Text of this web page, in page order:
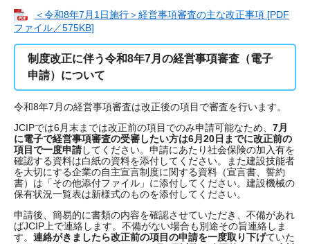
＜令和8年7月1日施行＞経営事項審査の主な改正事項 [PDF
ファイル／575KB]
制度改正に伴う令和8年7月の経営事項審査（電子
申請）について
令和8年7月の経営事項審査は改正後の項目で審査を行います。
JCIPでは6月末までは改正前の項目でのみ申請可能なため、 7月
に電子で経営事項審査の受審したい方は6月20日までに改正前の
項目で一度申請してください。申請にあたり社会保険の加入有を
確認する資料は白紙の資料を添付してください。また建設技能者
を大切にする企業の自主宣言制度に関する資料（宣言書、誓約
書）は「その他添付ファイル」に添付してください。建設機械の
保有状況一覧表は新様式のものを添付してください。
申請後、簡易的に書類の内容を確認させていただき、不備があれ
ばJCIP上で連絡します。不備がない場合も別途その旨連絡しま
す。 連絡がきましたら改正前の項目の申請を一度取り下げていた